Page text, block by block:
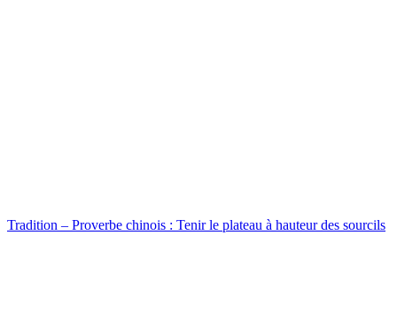
Tradition – Proverbe chinois : Tenir le plateau à hauteur des sourcils